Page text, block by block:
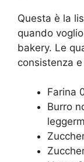
Questa è la
quando
bakery. Le
consistenza
Farina
Burro